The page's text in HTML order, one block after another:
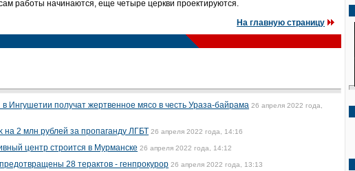
работы начинаются, еще четыре церкви проектируются.
На главную страницу
Ингушетии получат жертвенное мясо в честь Ураза-байрама 26 апреля 2022 года,
2 млн рублей за пропаганду ЛГБТ 26 апреля 2022 года, 14:16
центр строится в Мурманске 26 апреля 2022 года, 14:12
28 терактов - генпрокурор 26 апреля 2022 года, 13:13